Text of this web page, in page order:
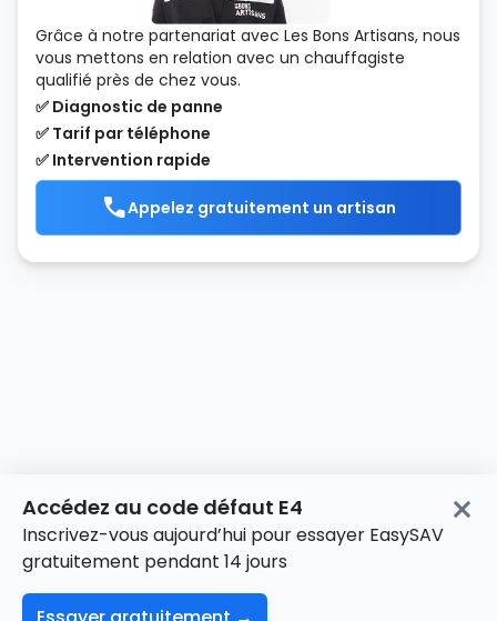
Grâce à notre partenariat avec Les Bons Artisans, nous
vous mettons en relation avec un chauffagiste
qualifié près de chez vous.
✅ Diagnostic de panne
✅ Tarif par téléphone
✅ Intervention rapide
Appelez gratuitement un artisan
Accueil > Chaudière > ELM Leblanc > AGVA C 21-5MN
Codes défauts
Accédez au code défaut E4
Inscrivez-vous aujourd’hui pour essayer EasySAV
gratuitement pendant 14 jours